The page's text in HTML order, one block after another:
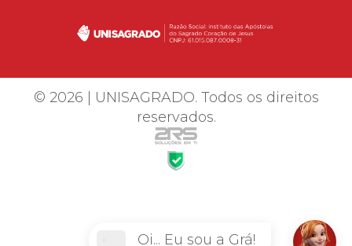
© 2026 | UNISAGRADO. Todos os direitos
reservados.
Oi... Eu sou a Grá!